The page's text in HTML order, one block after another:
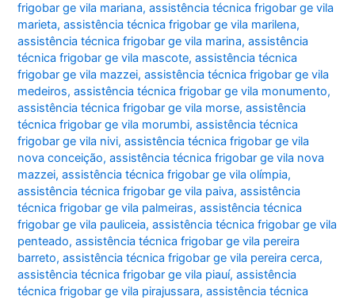
frigobar ge vila mariana,assistência técnica frigobar ge vila
marieta,assistência técnica frigobar ge vila marilena,
assistência técnica frigobar ge vila marina,assistência
técnica frigobar ge vila mascote,assistência técnica
frigobar ge vila mazzei,assistência técnica frigobar ge vila
medeiros,assistência técnica frigobar ge vila monumento,
assistência técnica frigobar ge vila morse,assistência
técnica frigobar ge vila morumbi,assistência técnica
frigobar ge vila nivi,assistência técnica frigobar ge vila
nova conceição,assistência técnica frigobar ge vila nova
mazzei,assistência técnica frigobar ge vila olímpia,
assistência técnica frigobar ge vila paiva,assistência
técnica frigobar ge vila palmeiras,assistência técnica
frigobar ge vila pauliceia,assistência técnica frigobar ge vila
penteado,assistência técnica frigobar ge vila pereira
barreto,assistência técnica frigobar ge vila pereira cerca,
assistência técnica frigobar ge vila piauí,assistência
técnica frigobar ge vila pirajussara,assistência técnica